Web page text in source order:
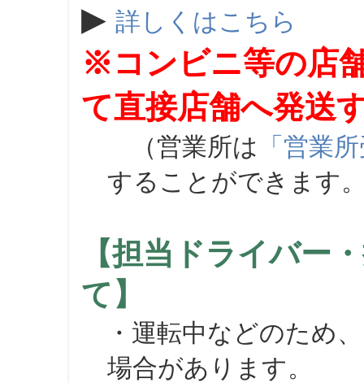
▶ 詳しくはこちら
※コンビニ等の店
て直接店舗へ発送
（営業所は 「営業
することができます
【担当ドライバー
て】
・運転中などのため
場合があります。